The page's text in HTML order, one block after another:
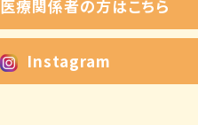
医療関係者の方はこちら
Instagram